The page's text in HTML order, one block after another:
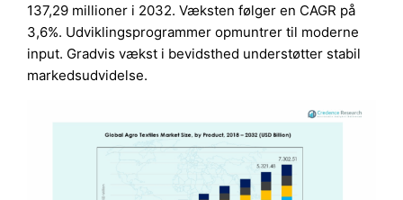
137,29 millioner i 2032. Væksten følger en CAGR på
3,6%. Udviklingsprogrammer opmuntrer til moderne
input. Gradvis vækst i bevidsthed understøtter stabil
markedsudvidelse.